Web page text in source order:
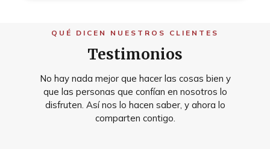
QUÉ DICEN NUESTROS CLIENTES
Testimonios
No hay nada mejor que hacer las cosas bien y
que las personas que confían en nosotros lo
disfruten. Así nos lo hacen saber, y ahora lo
comparten contigo.